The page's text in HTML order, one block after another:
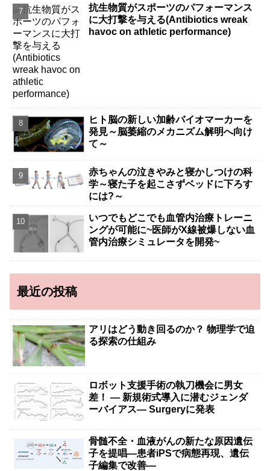
抗生物質がスポーツのパフォーマンス
に大打撃を与える(Antibiotics wreak
havoc on athletic performance)
ヒト脳の新しい加齢バイオマーカーを
発見～脳萎縮のメカニズム解明へ向け
て～
赤ちゃんの泣きやみと寝かしつけの科
学～寝た子を起こさずベッドに下ろす
には?～
いつでもどこでも血管内治療トレーニ
ングが可能に~医師がX線被爆しない血
管内治療シミュレータを開発~
最近の投稿
アリはどう動き回るのか？ 物理学で迫
る探索の仕組み
ロボット支援手術の執刀機会に男女
差！ — 新規術式導入に潜むジェンダ
ーバイアス— Surgeryに発表
骨髄不全・血液がんの新たな原因遺伝
子を提唱―患者iPSで病態再現、遺伝
子編集で改善―